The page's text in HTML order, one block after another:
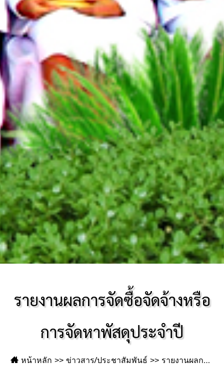
รายงานผลการจัดซื้อจัดจ้างหรือ
การจัดหาพัสดุประจำปี
หน้าหลัก ข่าวสาร/ประชาสัมพันธ์ รายงานผลการจัดซื้อจัดจ้างหรือการจัดหาพัสดุประจำปี